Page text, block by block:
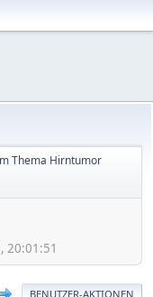
Thema Hirntumor
20:01:51
BENUTZER-AKTIONEN